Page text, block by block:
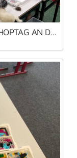
EIN GELUNGENER ERSTER WORKSHOPTAG AN DER MLRS